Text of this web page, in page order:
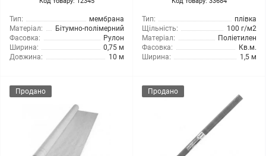
Тип:
мембрана
Матеріал:
Бітумно-полімерний
Фасовка:
Рулон
Ширина:
0,75 м
Довжина:
10 м
Тип:
плівка
Щільність:
100 г/м2
Матеріал:
Поліетилен
Фасовка:
Кв.м.
Ширина:
1,5 м
Продано Продано